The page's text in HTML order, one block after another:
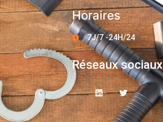
Horaires
7J/7 -24H/24
Réseaux sociaux